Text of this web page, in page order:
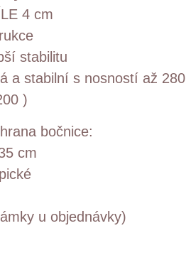
4 cm
stabilitu
a stabilní s nosností až 280
)
bočnice:
cm
u objednávky)